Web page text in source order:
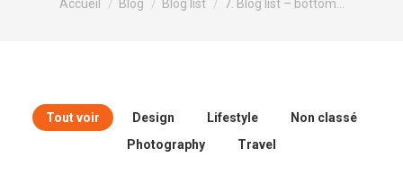
Accueil Blog Blog list 7. Blog list – bottom…
Tout voir Design Lifestyle
Non classé
Photography
Travel